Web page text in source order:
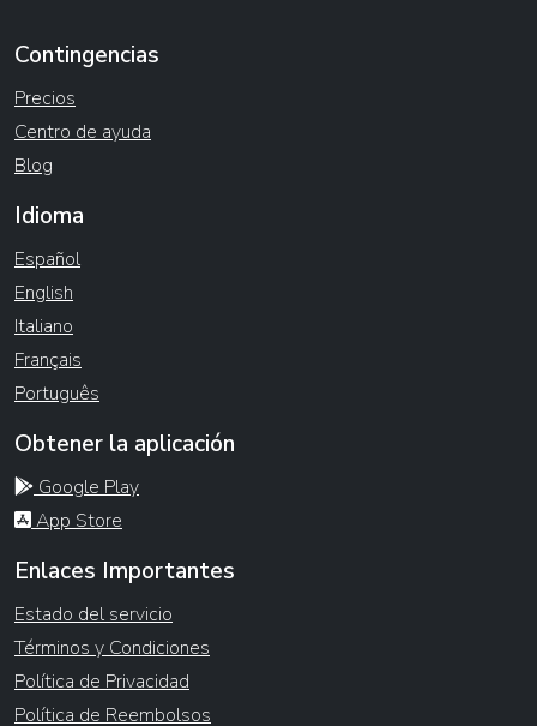
Contingencias
Precios
Centro de ayuda
Blog
Idioma
Español
English
Italiano
Français
Português
Obtener la aplicación
Google Play
App Store
Enlaces Importantes
Estado del servicio
Términos y Condiciones
Política de Privacidad
Política de Reembolsos